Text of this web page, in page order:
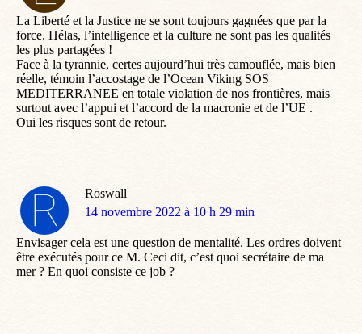
La Liberté et la Justice ne se sont toujours gagnées que par la
force. Hélas, l’intelligence et la culture ne sont pas les qualités
les plus partagées !
Face à la tyrannie, certes aujourd’hui très camouflée, mais bien
réelle, témoin l’accostage de l’Ocean Viking SOS
MEDITERRANEE en totale violation de nos frontières, mais
surtout avec l’appui et l’accord de la macronie et de l’UE .
Oui les risques sont de retour.
Roswall
dit
14 novembre 2022 à 10 h 29 min
Envisager cela est une question de mentalité. Les ordres doivent
être exécutés pour ce M. Ceci dit, c’est quoi secrétaire de ma
mer ? En quoi consiste ce job ?